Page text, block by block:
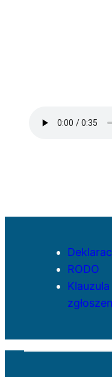
RODO